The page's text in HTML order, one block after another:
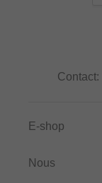
Contact:
E-shop
Nous